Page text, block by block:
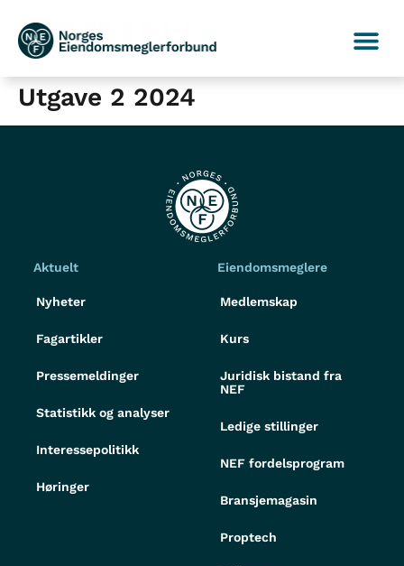
Utgave 2 2024
Aktuelt
Nyheter
Fagartikler
Pressemeldinger
Statistikk og analyser
Interessepolitikk
Høringer
Eiendomsmeglere
Medlemskap
Kurs
Juridisk bistand fra
NEF
Ledige stillinger
NEF fordelsprogram
Bransjemagasin
Proptech